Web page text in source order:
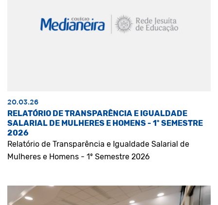
20.03.26
RELATÓRIO DE TRANSPARÊNCIA E IGUALDADE
SALARIAL DE MULHERES E HOMENS - 1º SEMESTRE
2026
Relatório de Transparência e Igualdade Salarial de
Mulheres e Homens - 1º Semestre 2026